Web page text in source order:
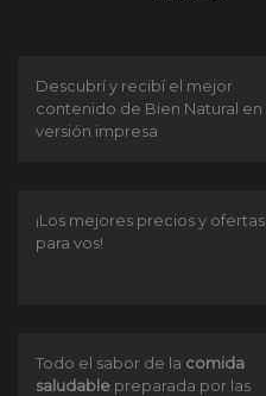
Descubrí y recibí el mejor
contenido de Bien Natural en
versión impresa
¡Los mejores precios y ofertas
para vos!
Todo el sabor de la comida
saludable preparada por las